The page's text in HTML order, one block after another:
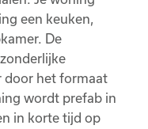
een keuken,
De
door het formaat
wordt prefab in
in korte tijd op